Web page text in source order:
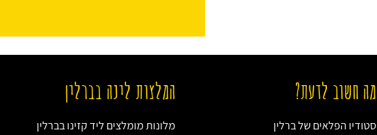
מה חשוב לדעת?
סטודיו הפלאים של ברלין
המלצות לינה בברלין
מלונות מומלצים ליד קזינו בברלין